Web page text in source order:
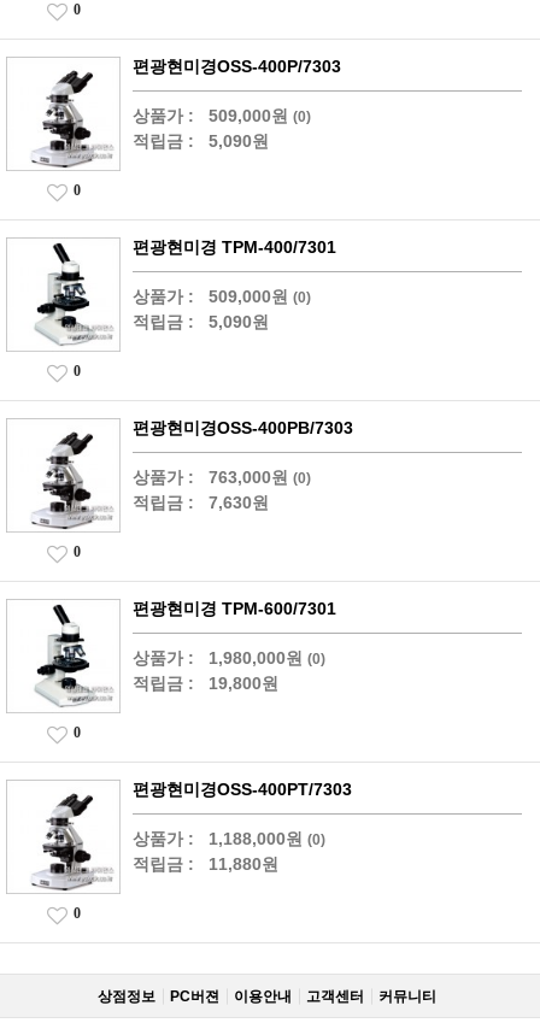
0
편광현미경OSS-400P/7303
상품가 : 509,000원 (0)
적립금 : 5,090원
0
편광현미경 TPM-400/7301
상품가 : 509,000원 (0)
적립금 : 5,090원
0
편광현미경OSS-400PB/7303
상품가 : 763,000원 (0)
적립금 : 7,630원
0
편광현미경 TPM-600/7301
상품가 : 1,980,000원 (0)
적립금 : 19,800원
0
편광현미경OSS-400PT/7303
상품가 : 1,188,000원 (0)
적립금 : 11,880원
0
상점정보 PC버젼 이용안내 고객센터 커뮤니티